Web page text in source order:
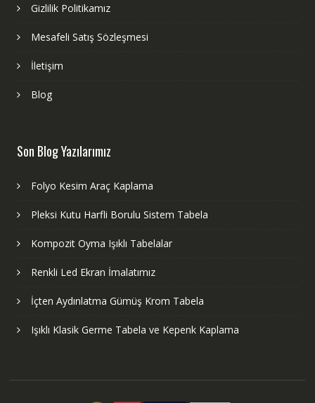
Gizlilik Politikamız
Mesafeli Satış Sözleşmesi
İletişim
Blog
Son Blog Yazılarımız
Folyo Kesim Araç Kaplama
Pleksi Kutu Harfli Borulu Sistem Tabela
Kompozit Oyma Işıklı Tabelalar
Renkli Led Ekran İmalatımız
İçten Aydınlatma Gümüş Krom Tabela
Işıklı Klasik Germe Tabela ve Kepenk Kaplama